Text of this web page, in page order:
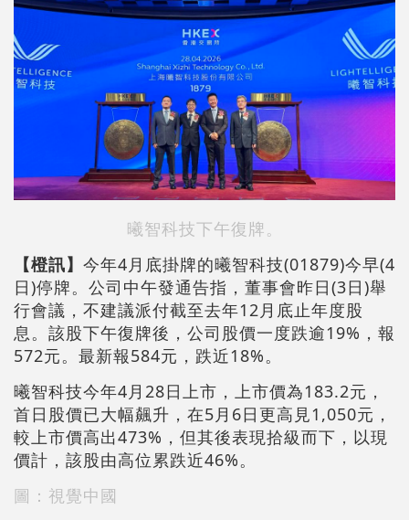
曦智科技下午復牌。
【橙訊】 今年4月底掛牌的曦智科技(01879)今早(4
日)停牌。公司中午發通告指，董事會昨日(3日)舉
行會議，不建議派付截至去年12月底止年度股
息。該股下午復牌後，公司股價一度跌逾19%，報
572元。最新報584元，跌近18%。
曦智科技今年4月28日上市，上市價為183.2元，
首日股價已大幅飆升，在5月6日更高見1,050元，
較上市價高出473%，但其後表現拾級而下，以現
價計，該股由高位累跌近46%。
圖：視覺中國